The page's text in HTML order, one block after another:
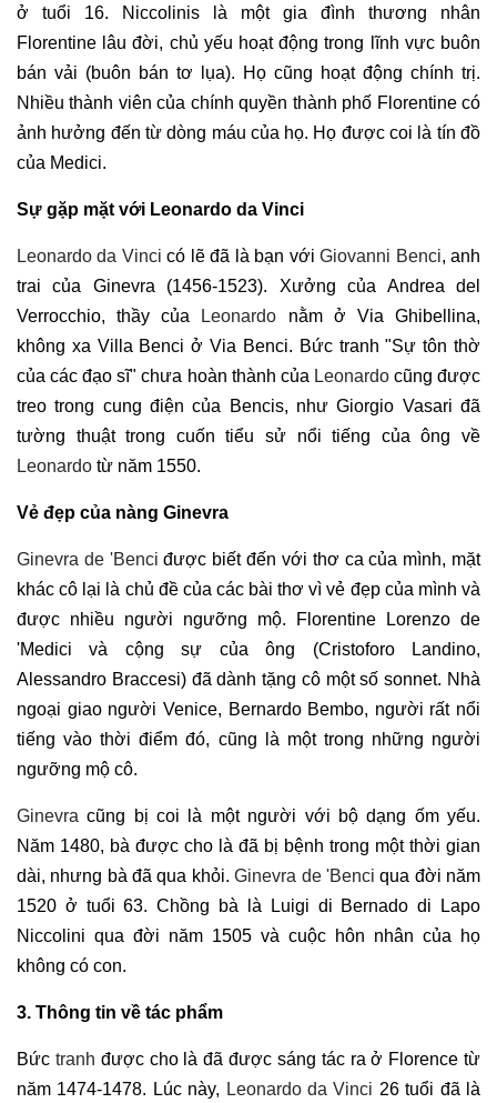
ở tuổi 16. Niccolinis là một gia đình thương nhân
Florentine lâu đời, chủ yếu hoạt động trong lĩnh vực buôn
bán vải (buôn bán tơ lụa). Họ cũng hoạt động chính trị.
Nhiều thành viên của chính quyền thành phố Florentine có
ảnh hưởng đến từ dòng máu của họ. Họ được coi là tín đồ
của Medici.
Sự gặp mặt với Leonardo da Vinci
Leonardo da Vinci có lẽ đã là bạn vớiGiovanni Benci, anh
trai của Ginevra (1456-1523). Xưởng của Andrea del
Verrocchio, thầy của
Leonardo nằm ở Via Ghibellina,
không xa Villa Benci ở Via Benci. Bức tranh "Sự tôn thờ
của các đạo sĩ" chưa hoàn thành của Leonardocũng được
treo trong cung điện của Bencis, như Giorgio Vasari đã
tường thuật trong cuốn tiểu sử nổi tiếng của ông về
Leonardo từ năm 1550.
Vẻ đẹp của nàng Ginevra
Ginevra de 'Benci được biết đến với thơ ca của mình, mặt
khác cô lại là chủ đề của các bài thơ vì vẻ đẹp của mình và
được nhiều người ngưỡng mộ. Florentine Lorenzo de
'Medici và cộng sự của ông (Cristoforo Landino,
Alessandro Braccesi) đã dành tặng cô một số sonnet. Nhà
ngoại giao người Venice, Bernardo Bembo, người rất nổi
tiếng vào thời điểm đó, cũng là một trong những người
ngưỡng mộ cô.
Ginevra cũng bị coi là một người với bộ dạng ốm yếu.
Năm 1480, bà được cho là đã bị bệnh trong một thời gian
dài, nhưng bà đã qua khỏi.Ginevra de 'Benci qua đời năm
1520 ở tuổi 63. Chồng bà là Luigi di Bernado di Lapo
Niccolini qua đời năm 1505 và cuộc hôn nhân của họ
không có con.
3. Thông tin về tác phẩm
Bức tranh được cho là đã được sáng tác ra ở Florence từ
năm 1474-1478. Lúc này, Leonardo da Vinci 26 tuổi đã là